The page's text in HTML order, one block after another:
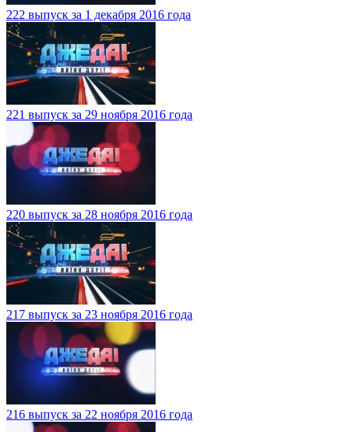
222 выпуск за 1 декабря 2016 года
221 выпуск за 29 ноября 2016 года
220 выпуск за 28 ноября 2016 года
217 выпуск за 23 ноября 2016 года
216 выпуск за 22 ноября 2016 года